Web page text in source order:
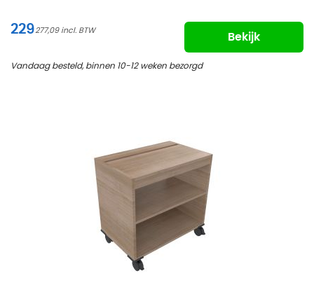
229277,09
Bekijk
Vandaag besteld, binnen 10-12 weken bezorgd